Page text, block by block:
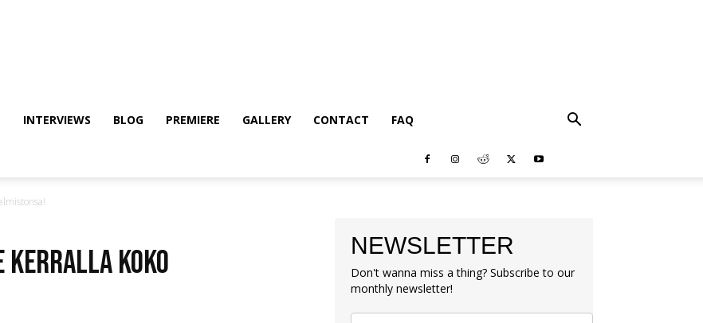
INTERVIEWS BLOG PREMIERE GALLERY CONTACT FAQ
kerralla koko
NEWSLETTER
Don't wanna miss a thing? Subscribe to our
monthly newsletter!